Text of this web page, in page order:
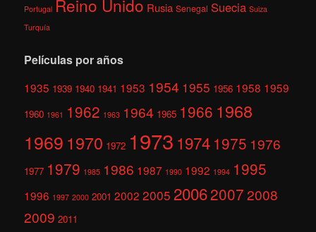
Portugal Reino Unido Rusia Senegal Suecia Suiza
Turquía
Películas por años
1935 1939 1940 1941 1953 1954 1955 1956 1958 1959
1960 1961 1962 1963 1964 1965 1966 1968
1969 1970 1972 1973 1974 1975 1976
1977 1979 1985 1986 1987 1990 1992 1994 1995
1996 1997 2000 2001 2002 2005 200620072008
2009 2011